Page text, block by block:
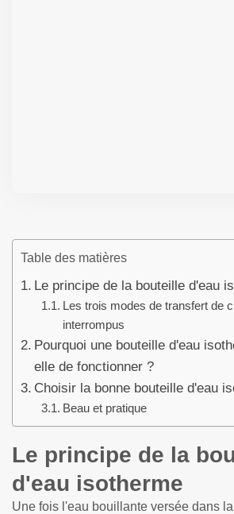
Table des matières
Le principe de la bouteille d'eau
Les trois modes de transfert de
interrompus
Pourquoi une bouteille d'eau
elle de fonctionner ?
Choisir la bonne bouteille d'eau
Beau et pratique
Le principe de la
d'eau isotherme
Une fois l'eau bouillante versée dans